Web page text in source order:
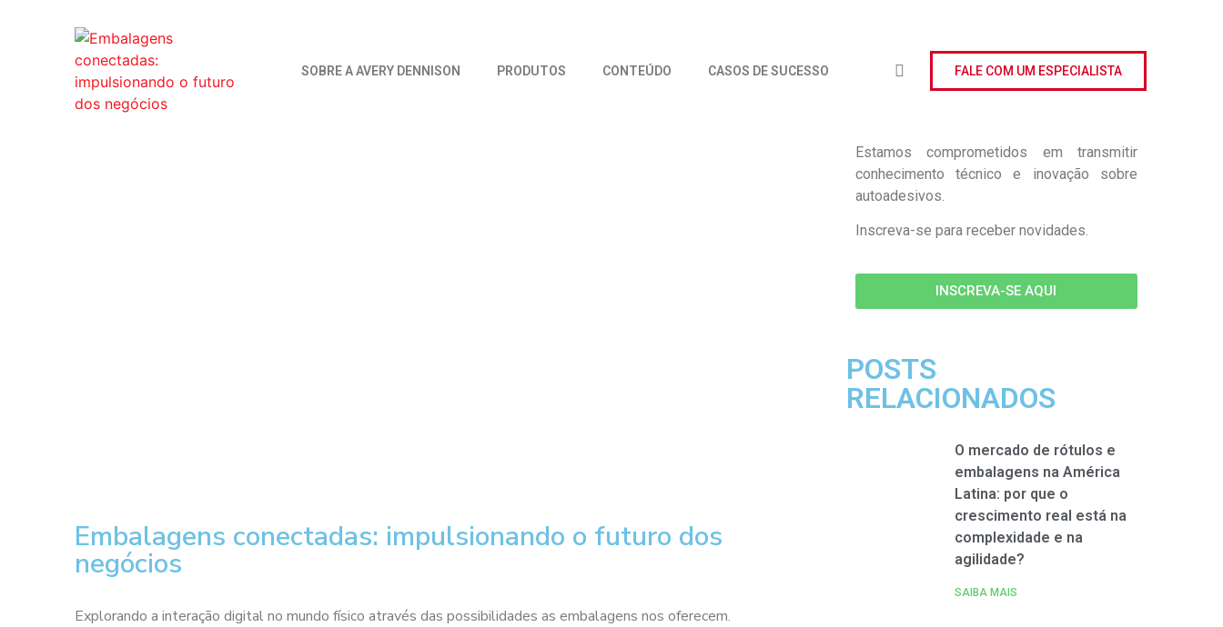
SOBRE A AVERY DENNISON PRODUTOS CONTEÚDO CASOS DE SUCESSO FALE COM UM ESPECIALISTA
Embalagens conectadas: impulsionando o futuro dos
negócios
Explorando a interação digital no mundo físico através das possibilidades as embalagens nos oferecem.
Estamos comprometidos em transmitir
conhecimento técnico e inovação sobre
autoadesivos.
Inscreva-se para receber novidades.
INSCREVA-SE AQUI
POSTS
RELACIONADOS
O mercado de rótulos e
embalagens na América
Latina: por que o
crescimento real está na
complexidade e na
agilidade?
SAIBA MAIS